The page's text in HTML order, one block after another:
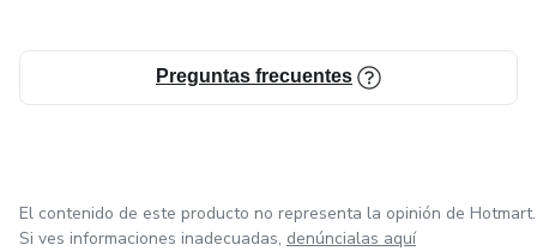
Preguntas frecuentes
El contenido de este producto no representa la opinión de Hotmart.
Si ves informaciones inadecuadas, denúncialas aquí